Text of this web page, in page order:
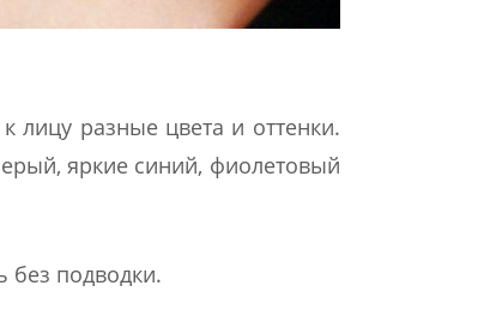
лицу разные цвета и оттенки.
яркие синий, фиолетовый
без подводки.